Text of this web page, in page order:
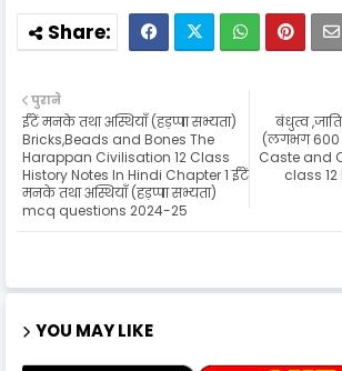
बंधुत्व
(लगभग 600
Caste and
class 12
पुराने
ईंटें मनके तथा अस्थियाँ (हड़प्पा सभ्यता)
Bricks,Beads and Bones The
Harappan Civilisation 12 Class
History Notes In Hindi Chapter 1 ईंटें
मनके तथा अस्थियाँ (हड़प्पा सभ्यता)
mcq questions 2024-25
YOU MAY LIKE